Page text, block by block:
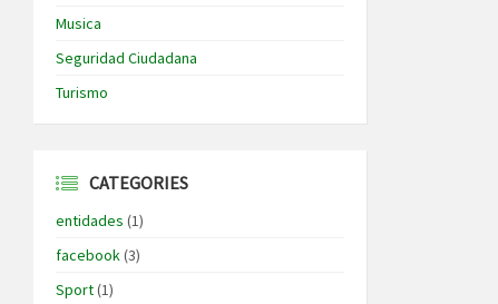
Musica
Seguridad Ciudadana
Turismo
CATEGORIES
entidades (1)
facebook(3)
Sport(1)